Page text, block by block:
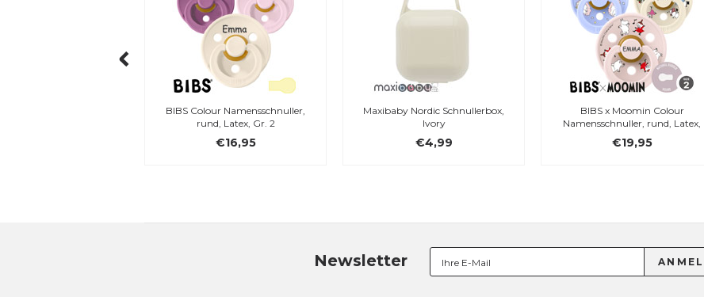
BIBS Colour Namensschnuller,
rund, Latex, Gr. 2
€16,95
Maxibaby Nordic Schnullerbox,
Ivory
€4,99
BIBS x Moomin Colour
Namensschnuller, rund, Latex,
Gr. 2
€19,95
Newsletter